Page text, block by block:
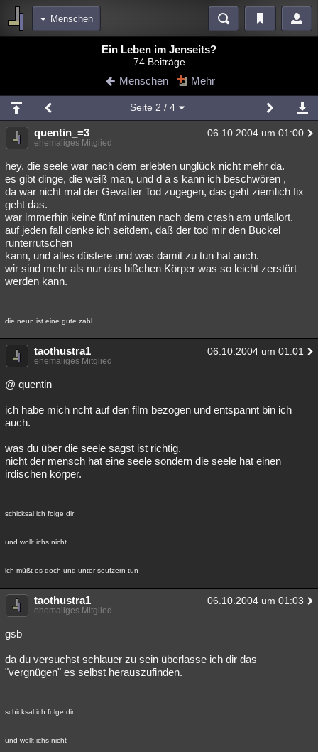
Menschen
Blogs
Chat Wiki Neuigkeiten
meine Rubriken
Menschen Wissenschaft Mystery Kriminalfälle
Spiritualität Verschwörungen Technologie Ufologie
Natur Umfragen Unterhaltung
weitere Rubriken
Philosophie Träume Orte Esoterik Literatur
Astronomie Helpdesk Gruppen Gaming Filme
Lesenswert Schlüsselwörter
Ein Leben im Jenseits?
74 Beiträge
Menschen Mehr
Seite 2 / 4
quentin_=3 06.10.2004 um 01:00
ehemaliges Mitglied
hey, die seele war nach dem erlebten unglück nicht mehr da.
es gibt dinge, die weiß man, und d a s kann ich beschwören ,
da war nicht mal der Gevatter Tod zugegen, das geht ziemlich fix
geht das.
war immerhin keine fünf minuten nach dem crash am unfallort.
auf jeden fall denke ich seitdem, daß der tod mir den Buckel
runterrutschen
kann, und alles düstere und was damit zu tun hat auch.
wir sind mehr als nur das bißchen Körper was so leicht zerstört
werden kann.
die neun ist eine gute zahl
taothustra1 06.10.2004 um 01:01
ehemaliges Mitglied
@ quentin
ich habe mich ncht auf den film bezogen und entspannt bin ich
auch.
was du über die seele sagst ist richtig.
nicht der mensch hat eine seele sondern die seele hat einen
irdischen körper.
schicksal ich folge dir
und wollt ichs nicht
ich müßt es doch und unter seufzern tun
taothustra1 06.10.2004 um 01:03
ehemaliges Mitglied
gsb
da du versuchst schlauer zu sein überlasse ich dir das
"vergnügen" es selbst herauszufinden.
schicksal ich folge dir
und wollt ichs nicht